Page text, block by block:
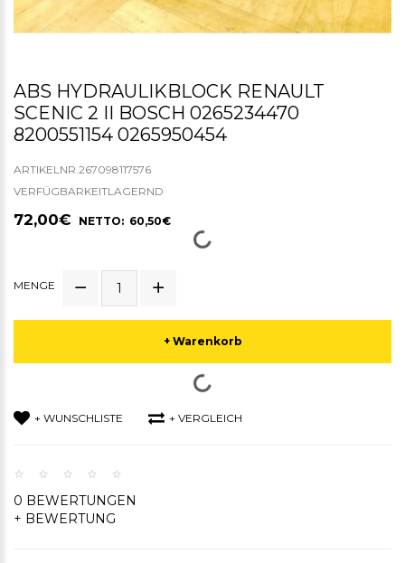
ABS HYDRAULIKBLOCK RENAULT
SCENIC 2 II BOSCH 0265234470
8200551154 0265950454
ARTIKELNR.267098117576
VERFÜGBARKEITLAGERND
72,00€ NETTO: 60,50€
MENGE
+ Warenkorb
+ WUNSCHLISTE + VERGLEICH
0 BEWERTUNGEN
+ BEWERTUNG